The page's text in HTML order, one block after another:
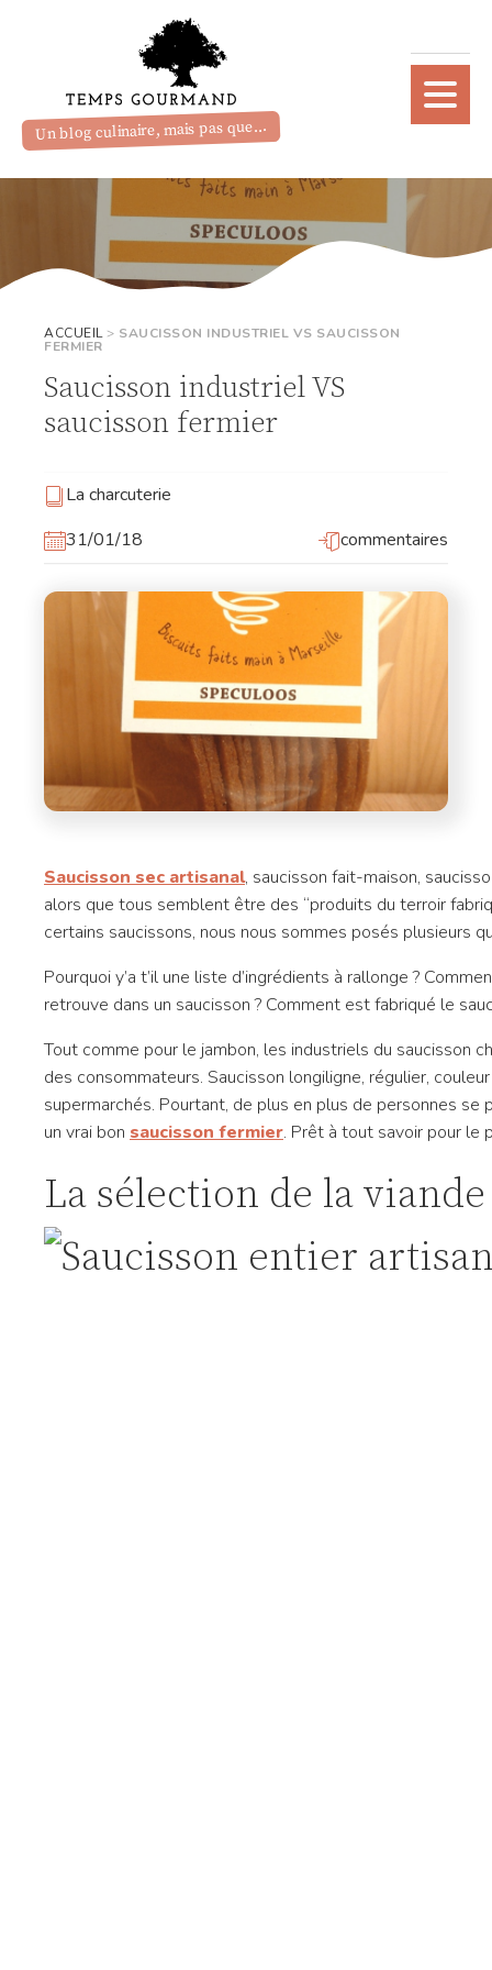
Un blog culinaire, mais pas que...
ACCUEIL> SAUCISSON INDUSTRIEL VS SAUCISSON
FERMIER
Saucisson industriel VS
saucisson fermier
La charcuterie
31/01/18
commentaires
Saucisson sec artisanal, saucisson fait-maison,
alors que tous semblent être des “produits du terroir
certains saucissons, nous nous sommes posés plusieurs
Pourquoi y’a t’il une liste d’ingrédients à rallonge ?
retrouve dans un saucisson ? Comment est fabriqué le
Tout comme pour le jambon, les industriels du saucisson
des consommateurs. Saucisson longiligne, régulier,
supermarchés. Pourtant, de plus en plus de personnes
un vrai bon saucisson fermier. Prêt à tout savoir pour le
La sélection de la